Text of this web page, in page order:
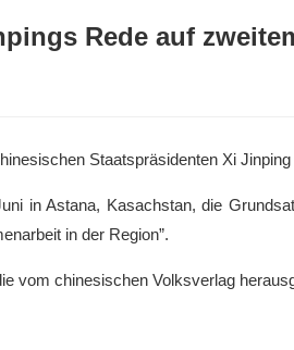
Rede auf
Staatspräsidenten Xi
in Astana, Kasachstan, die
in der Region”.
vom chinesischen Volksverlag